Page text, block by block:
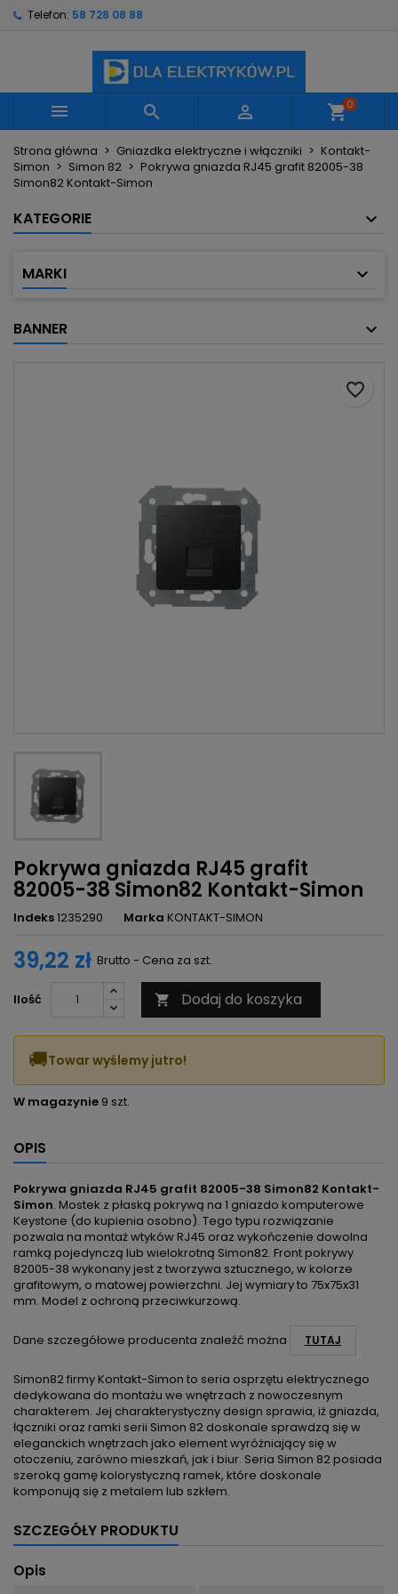
Telefon: 58 728 08 88
   shopping_cart0
Strona główna Gniazdka elektryczne i włączniki
Kontakt-
Simon
Simon 82
Pokrywa gniazda RJ45 grafit 82005-38
Simon82 Kontakt-Simon
KATEGORIE
MARKI
BANNER
Pokrywa gniazda RJ45 grafit
82005-38 Simon82 Kontakt-Simon
Indeks1235290 Marka KONTAKT-SIMON
39,22 zł Brutto - Cena za szt.
Ilość  Dodaj do koszyka
favorite_border
🚚Towar wyślemy jutro!
W magazynie 9 szt.
OPIS
Pokrywa gniazda RJ45 grafit 82005-38 Simon82 Kontakt-
Simon. Mostek z płaską pokrywą na 1 gniazdo komputerowe
Keystone (do kupienia osobno). Tego typu rozwiązanie
pozwala na montaż wtyków RJ45 oraz wykończenie dowolna
ramką pojedynczą lub wielokrotną Simon82. Front pokrywy
82005-38 wykonany jest z tworzywa sztucznego, w kolorze
grafitowym, o matowej powierzchni. Jej wymiary to 75x75x31
mm. Model z ochroną przeciwkurzową.
Dane szczegółowe producenta znaleźć można TUTAJ
Simon82 firmy Kontakt-Simon to seria osprzętu elektrycznego
dedykowana do montażu we wnętrzach z nowoczesnym
charakterem. Jej charakterystyczny design sprawia, iż gniazda,
łączniki oraz ramki serii Simon 82 doskonale sprawdzą się w
eleganckich wnętrzach jako element wyróżniający się w
otoczeniu, zarówno mieszkań, jak i biur. Seria Simon 82 posiada
szeroką gamę kolorystyczną ramek, które doskonale
komponują się z metalem lub szkłem.
SZCZEGÓŁY PRODUKTU
Opis
Utwórz nową listę
Nazwa listy życzeń
Anuluj Utwórz listę życzeń
Musisz być zalogowany by zapisać produkty na
swojej liście życzeń.
Anuluj Zaloguj się